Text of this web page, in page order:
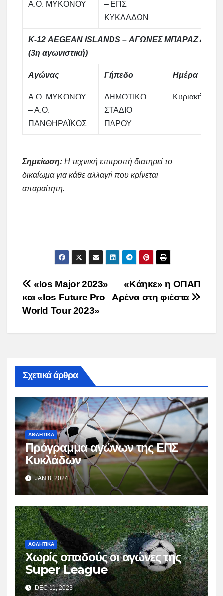
Α.Ο. ΜΥΚΟΝΟΥ
– ΕΠΣ
ΚΥΚΛΑΔΩΝ
Κ-12 AEGEAN ISLANDS – ΑΓΩΝΕΣ ΜΠΑΡΑΖ
(3η αγωνιστική)
Αγώνας Γήπεδο Ημέρα
Α.Ο. ΜΥΚΟΝΟΥ
– Α.Ο.
ΠΑΝΘΗΡΑΪΚΟΣ
ΔΗΜΟΤΙΚΟ
ΣΤΑΔΙΟ
ΠΑΡΟΥ
Κυριακή
Σημείωση: Η τεχνική επιτροπή διατηρεί το
δικαίωμα για κάθε αλλαγή που κρίνεται
απαραίτητη.
Post
navigation
«Κάηκε» η ΟΠΑΠ
Αρένα στη φιέστα
«Ios Major 2023»
και «Ios Future Pro
World Tour 2023»
Σχετικά άρθρα
ΑΘΛΗΤΙΚΑ
Πρόγραμμα αγώνων της ΕΠΣ
Κυκλάδων
JAN 8, 2024
ΑΘΛΗΤΙΚΑ
Χωρίς οπαδούς οι αγώνες της
Super League
DEC 11, 2023